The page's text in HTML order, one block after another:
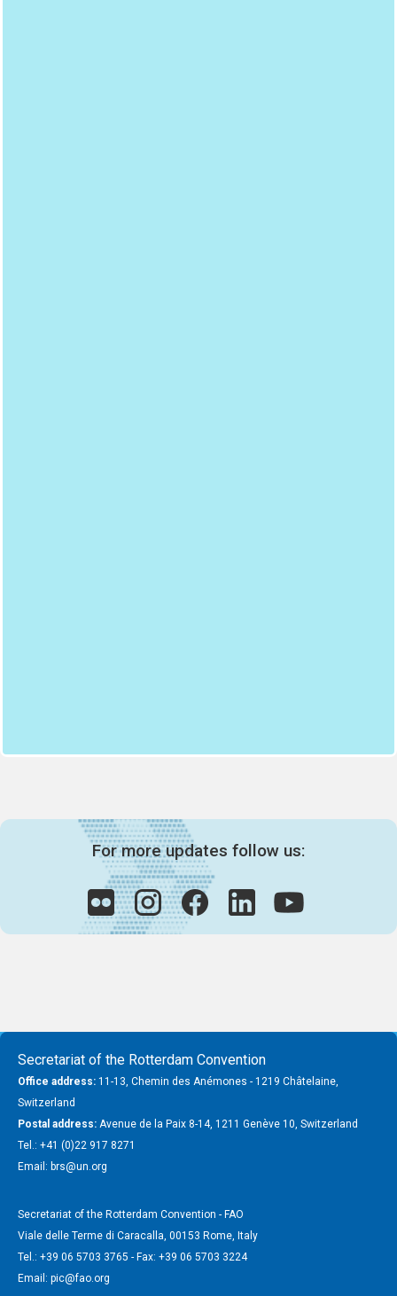
For more updates follow us:
Secretariat of the Rotterdam Convention
Office address: 11-13, Chemin des Anémones - 1219 Châtelaine,
Switzerland
Postal address: Avenue de la Paix 8-14, 1211 Genève 10, Switzerland
Tel.: +41 (0)22 917 8271
Email: brs@un.org
Secretariat of the Rotterdam Convention - FAO
Viale delle Terme di Caracalla, 00153 Rome, Italy
Tel.: +39 06 5703 3765 - Fax: +39 06 5703 3224
Email: pic@fao.org